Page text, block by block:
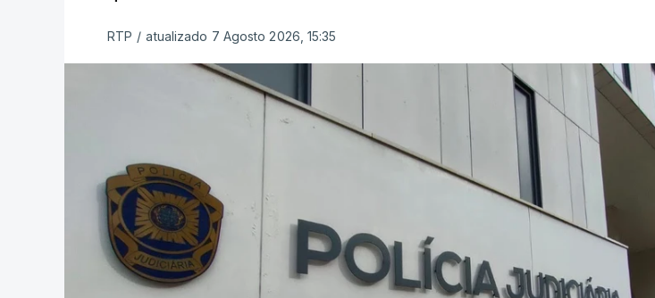
RTP / atualizado 7 Agosto 2026, 15:35